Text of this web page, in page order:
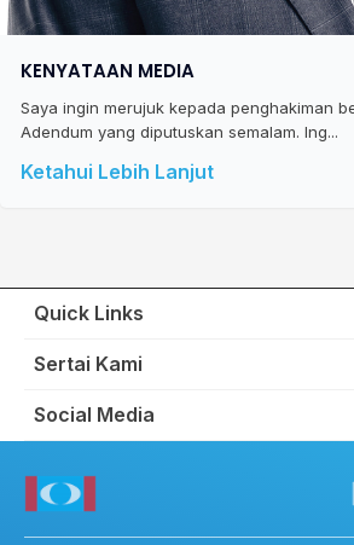
KENYATAAN MEDIA
Saya ingin merujuk kepada penghakiman
Adendum yang diputuskan semalam. Ing...
Ketahui Lebih Lanjut
Quick Links
Wakil Rakyat
Hubungi Kami
Sumbangan
Sertai Kami
Portal Anggota KEADILAN
Social Media
Twitter KEADILAN
Channel Telegram KEADILAN